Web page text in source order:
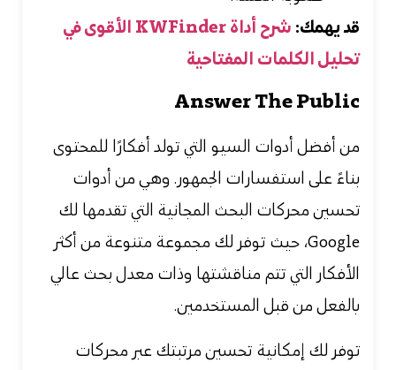
قد يهمك:
شرح أداة KWFinder الأقوى في
تحليل الكلمات المفتاحية
Answer The Public
من أفضل أدوات السيو التي تولد أفكارًا للمحتوى
بناءً على استفسارات الجمهور. وهي من أدوات
تحسين محركات البحث المجانية التي تقدمها لك
Google، حيث توفر لك مجموعة متنوعة من أكثر
الأفكار التي تتم مناقشتها وذات معدل بحث عالي
بالفعل من قبل المستخدمين.
توفر لك إمكانية تحسين مرتبتك عبر محركات